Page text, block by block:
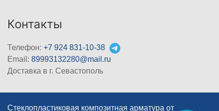
Контакты
Телефон: +7 924 831-10-38
Email: 89993132280@mail.ru
Доставка в г. Севастополь
Стеклопластиковая композитная арматура от